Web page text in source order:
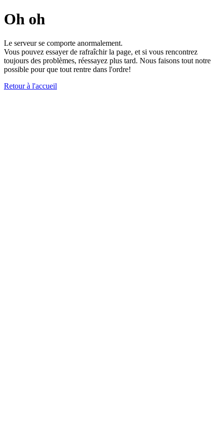
Oh oh
Le serveur se comporte anormalement.
Vous pouvez essayer de rafraîchir la page, et si vous rencontrez
toujours des problèmes, réessayez plus tard. Nous faisons tout notre
possible pour que tout rentre dans l'ordre!
Retour à l'accueil